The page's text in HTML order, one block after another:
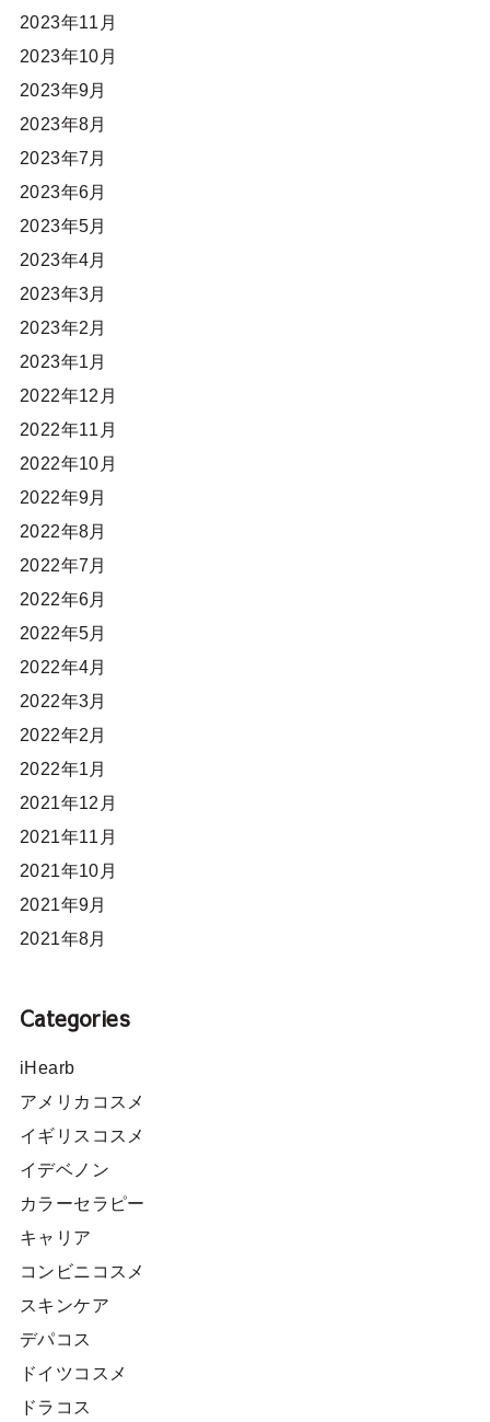
2023年11月
2023年10月
2023年9月
2023年8月
2023年7月
2023年6月
2023年5月
2023年4月
2023年3月
2023年2月
2023年1月
2022年12月
2022年11月
2022年10月
2022年9月
2022年8月
2022年7月
2022年6月
2022年5月
2022年4月
2022年3月
2022年2月
2022年1月
2021年12月
2021年11月
2021年10月
2021年9月
2021年8月
Categories
iHearb
アメリカコスメ
イギリスコスメ
イデベノン
カラーセラピー
キャリア
コンビニコスメ
スキンケア
デパコス
ドイツコスメ
ドラコス